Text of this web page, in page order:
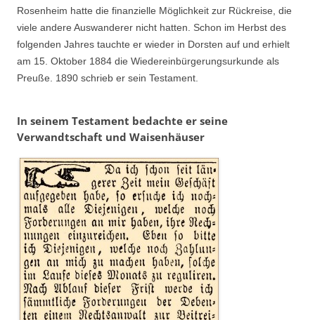
Rosenheim hatte die finanzielle Möglichkeit zur Rückreise, die
viele andere Auswanderer nicht hatten. Schon im Herbst des
folgenden Jahres tauchte er wieder in Dorsten auf und erhielt
am 15. Oktober 1884 die Wiedereinbürgerungsurkunde als
Preuße. 1890 schrieb er sein Testament.
In seinem Testament bedachte er seine
Verwandtschaft und Waisenhäuser